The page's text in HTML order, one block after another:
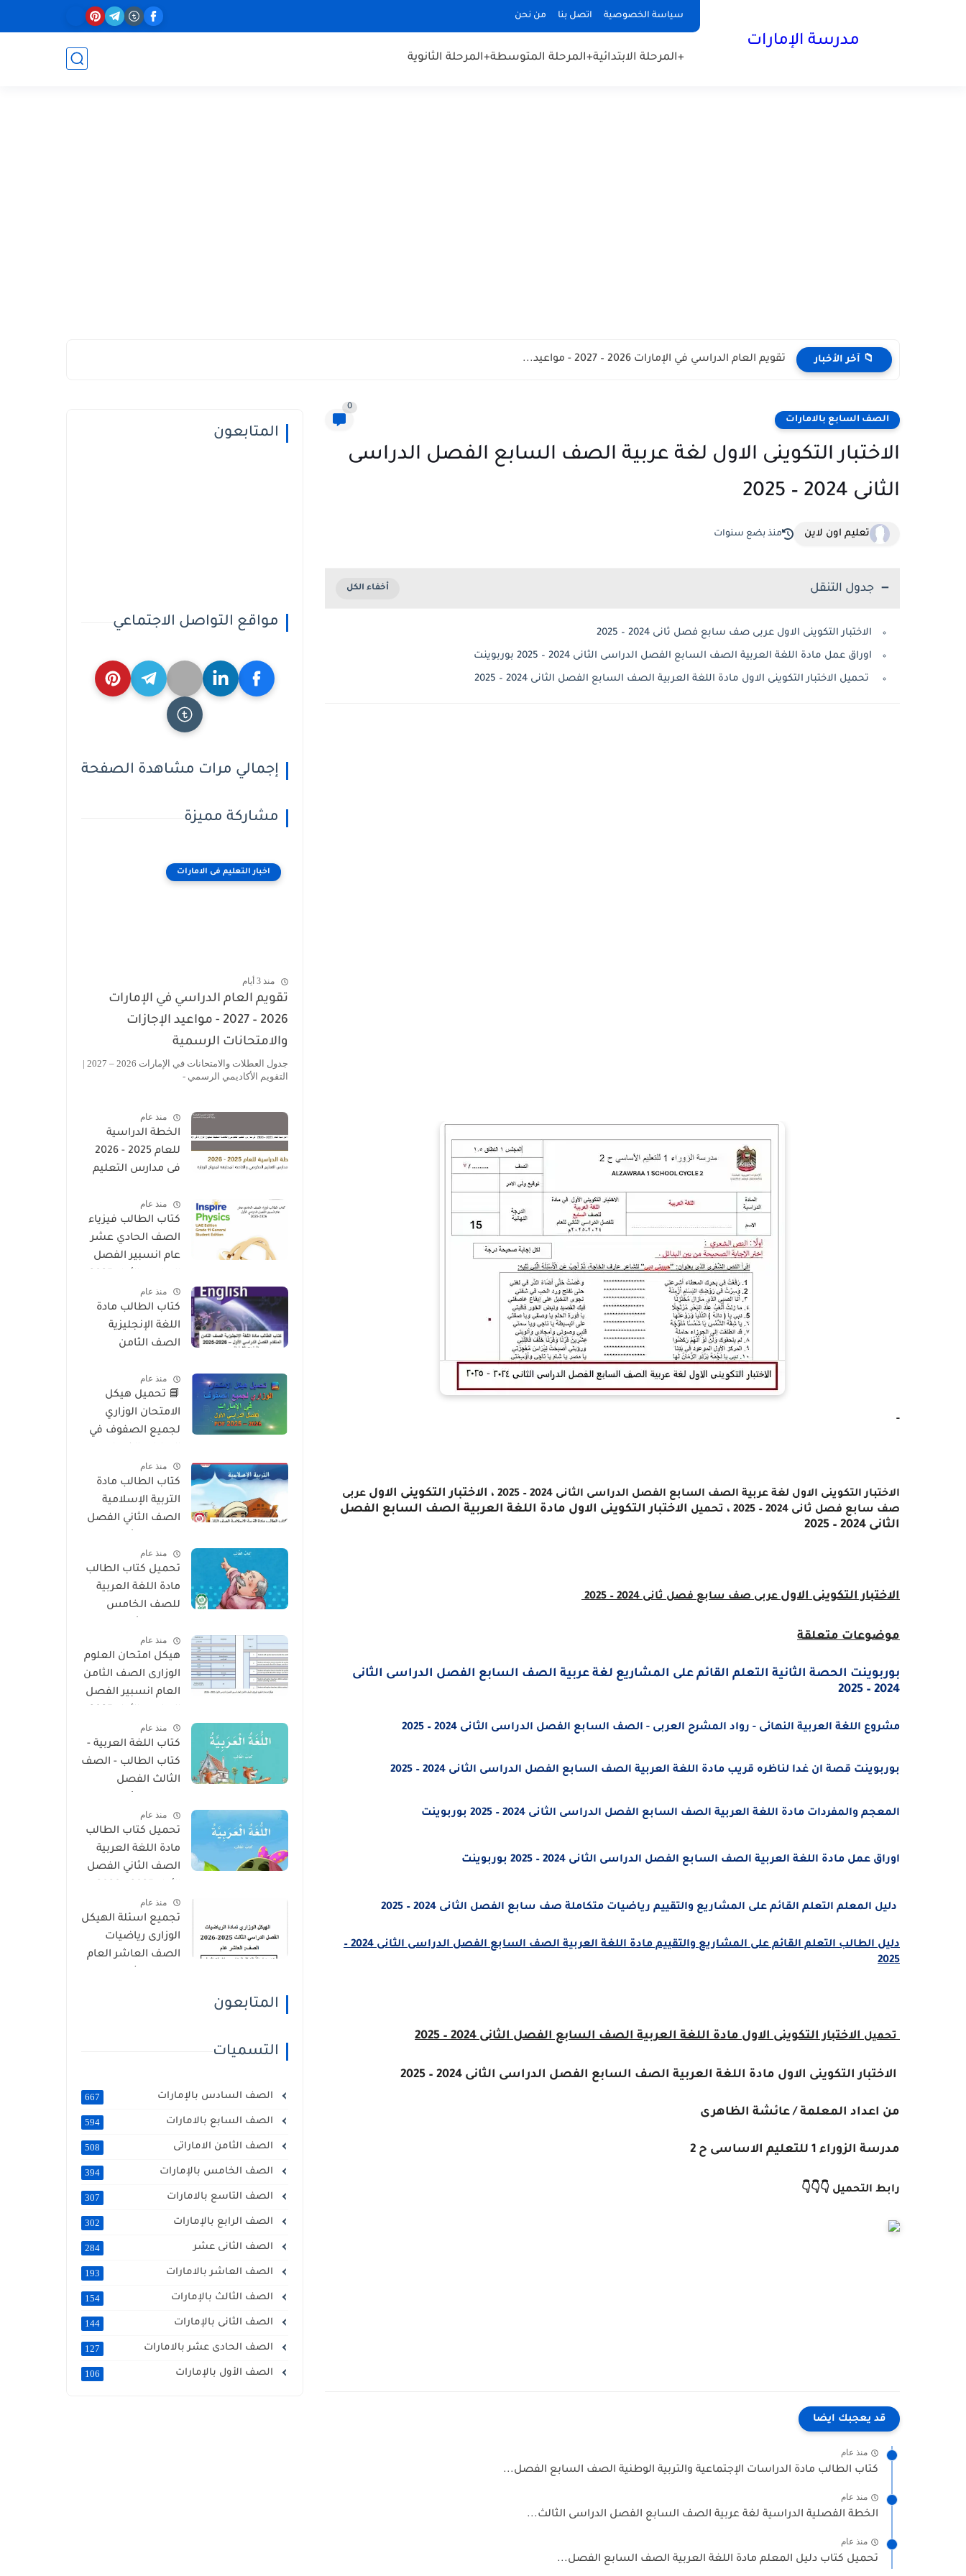
سياسة الخصوصية اتصل بنا من نحن
مدرسة الإمارات
+المرحلة الابتدائية+المرحلة المتوسطة+المرحلة الثانوية
📁 آخر الأخبار تقويم العام الدراسي في الإمارات 2026 – 2027 - مواعيد...
الصف السابع بالامارات
0
الاختبار التكوينى الاول لغة عربية الصف السابع الفصل الدراسى
الثانى 2024 – 2025
تعليم اون لاين منذ بضع سنوات
جدول التنقل
الاختبار التكوينى الاول عربى صف سابع فصل ثانى 2024 – 2025
اوراق عمل مادة اللغة العربية الصف السابع الفصل الدراسى الثانى 2024 – 2025 بوربوينت
تحميل الاختبار التكوينى الاول مادة اللغة العربية الصف السابع الفصل الثانى 2024 – 2025
-
الاختبار التكوينى الاول لغة عربية الصف السابع الفصل الدراسى الثانى 2024 – 2025 ، الاختبار التكوينى الاول عربى
صف سابع فصل ثانى 2024 – 2025 ،
تحميل الاختبار التكوينى الاول مادة اللغة العربية الصف السابع الفصل
الثانى 2024 – 2025
الاختبار التكوينى الاولعربى صف سابع فصل ثانى 2024 – 2025
موضوعات متعلقة
بوربوينت الحصة الثانية التعلم القائم على المشاريع لغة عربية الصف السابع الفصل الدراسى الثانى
2024 – 2025
مشروع اللغة العربية النهائى - رواد المشرح العربى - الصف السابع الفصل الدراسى الثانى 2024 – 2025
بوربوينت قصة ان غدا لناظره قريب مادة اللغة العربية الصف السابع الفصل الدراسى الثانى 2024 – 2025
المعجم والمفردات مادة اللغة العربية الصف السابع الفصل الدراسى الثانى 2024 – 2025 بوربوينت
اوراق عمل مادة اللغة العربية الصف السابع الفصل الدراسى الثانى 2024 – 2025 بوربوينت
دليل المعلم التعلم القائم على المشاريع والتقييم رياضيات متكاملة صف سابع الفصل الثانى 2024 – 2025
دليل الطالب التعلم القائم على المشاريع والتقييم مادة اللغة العربية الصف السابع الفصل الدراسى الثانى 2024 –
2025
تحميلالاختبار التكوينى الاول مادة اللغة العربية الصف السابع الفصل الثانى 2024 – 2025
الاختبار التكوينى الاول مادة اللغة العربية الصف السابع الفصل الدراسى الثانى 2024 – 2025
من اعداد المعلمة / عائشة الظاهرى
مدرسة الزوراء 1 للتعليم الاساسى ح 2
رابط التحميل 👇👇👇
قد يعجبك ايضا
منذ عام
كتاب الطالب مادة الدراسات الإجتماعية والتربية الوطنية الصف السابع الفصل...
منذ عام
الخطة الفصلية الدراسية لغة عربية الصف السابع الفصل الدراسى الثالث...
منذ عام
تحميل كتاب دليل المعلم مادة اللغة العربية الصف السابع الفصل...
المتابعون
مواقع التواصل الاجتماعي
إجمالي مرات مشاهدة الصفحة
مشاركة مميزة
اخبار التعليم فى الامارات
منذ 3 أيام
تقويم العام الدراسي في الإمارات
2026 – 2027 - مواعيد الإجازات
والامتحانات الرسمية
جدول العطلات والامتحانات في الإمارات 2026 – 2027 |
التقويم الأكاديمي الرسمي -
منذ عام
الخطة الدراسية
للعام 2025 - 2026
فى مدارس التعليم
المطبقة لمنهاج
الوزارة فى الامارات
منذ عام
كتاب الطالب فيزياء
الصف الحادي عشر
عام انسبير الفصل
2026منذ عام
كتاب الطالب مادة
اللغة الإنجليزية
الصف الثامن
2026 – المنهج
الإماراتي
منذ عام
📘 تحميل هيكل
الامتحان الوزاري
لجميع الصفوف في
2026 PDF
منذ عام
كتاب الطالب مادة
التربية الإسلامية
الصف الثاني الفصل
2026 منهج الاماراتمنذ عام
تحميل كتاب الطالب
مادة اللغة العربية
للصف الخامس
2026 منهج الإماراتمنذ عام
هيكل امتحان العلوم
الوزارى الصف الثامن
العام انسبير الفصل
2026منذ عام
كتاب اللغة العربية -
كتاب الطالب - الصف
الثالث الفصل
2026 منهج الإماراتمنذ عام
تحميل كتاب الطالب
مادة اللغة العربية
الصف الثاني الفصل
منهج الإمارات
منذ عام
تجميع اسئلة الهيكل
الوزارى رياضيات
الصف العاشر العام
المتابعون
التسميات
الصف السادس بالإمارات 667
الصف السابع بالامارات 594
الصف الثامن الاماراتى 508
الصف الخامس بالإمارات 394
الصف التاسع بالامارات 307
الصف الرابع بالإمارات 302
الصف الثانى عشر 284
الصف العاشر بالامارات 193
الصف الثالث بالإمارات 154
الصف الثانى بالإمارات 144
الصف الحادى عشر بالامارات 127
الصف الأول بالإمارات 106